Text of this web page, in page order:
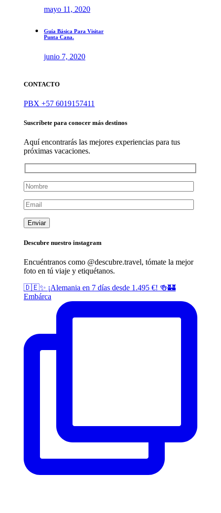
mayo 11, 2020
Guía Básica Para Visitar
Punta Cana.
junio 7, 2020
CONTACTO
PBX +57 6019157411
Suscríbete para conocer más destinos
Aquí encontrarás las mejores experiencias para tus
próximas vacaciones.
Descubre nuestro instagram
Encuéntranos como @descubre.travel, tómate la mejor
foto en tú viaje y etiquétanos.
🇩🇪✨ ¡Alemania en 7 días desde 1.495 €! 🍻🏰
Embárca